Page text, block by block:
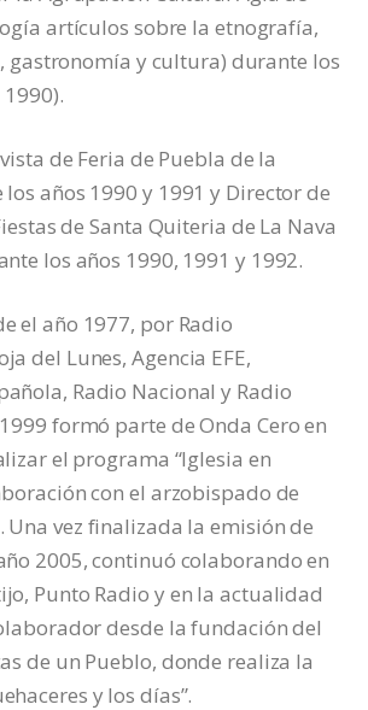
artículos sobre la etnografía,
gastronomía y cultura) durante los
de Feria de Puebla de la
años 1990 y 1991 y Director de
de Santa Quiteria de La Nava
los años 1990, 1991 y 1992.
el año 1977, por Radio
del Lunes, Agencia EFE,
Radio Nacional y Radio
formó parte de Onda Cero en
el programa “Iglesia en
con el arzobispado de
vez finalizada la emisión de
2005, continuó colaborando en
Punto Radio y en la actualidad
desde la fundación del
de un Pueblo, donde realiza la
y los días”.